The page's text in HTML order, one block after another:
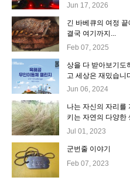
Jun 17, 2026
긴 바베큐의 여정 끝
결국 여기까지...
Feb 07, 2025
상을 다 받아보기도
고 세상은 재밌습니
Jun 06, 2024
나는 자신의 자리를
키는 자연의 다양한
명체들이 좋다.
Jul 01, 2023
군번줄 이야기
Feb 07, 2023